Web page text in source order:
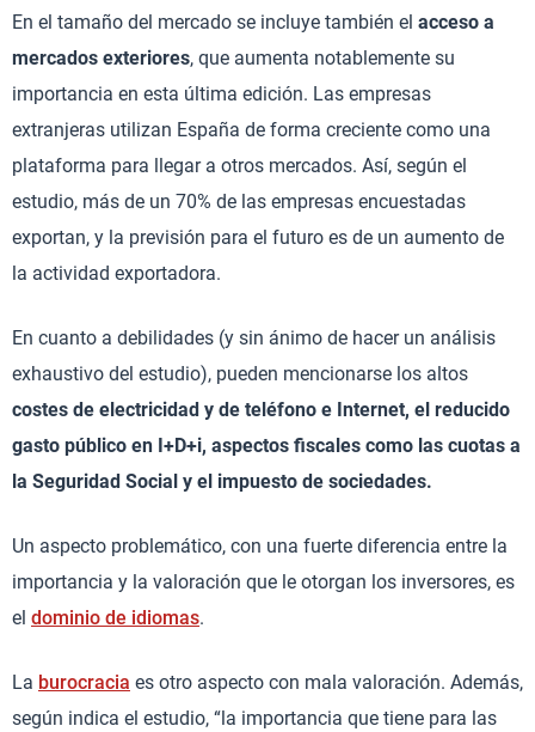
En el tamaño del mercado se incluye también el acceso a
mercados exteriores, que aumenta notablemente su
importancia en esta última edición. Las empresas
extranjeras utilizan España de forma creciente como una
plataforma para llegar a otros mercados. Así, según el
estudio, más de un 70% de las empresas encuestadas
exportan, y la previsión para el futuro es de un aumento de
la actividad exportadora.
En cuanto a debilidades (y sin ánimo de hacer un análisis
exhaustivo del estudio), pueden mencionarse los altos
costes de electricidad y de teléfono e Internet, el reducido
gasto público en I+D+i, aspectos fiscales como las cuotas a
la Seguridad Social y el impuesto de sociedades.
Un aspecto problemático, con una fuerte diferencia entre la
importancia y la valoración que le otorgan los inversores, es
el dominio de idiomas.
La burocracia es otro aspecto con mala valoración. Además,
según indica el estudio, “la importancia que tiene para las